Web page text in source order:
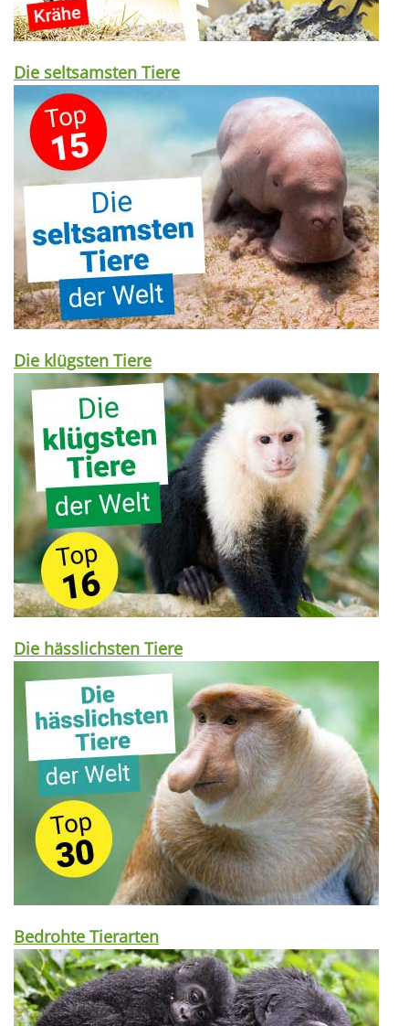
Die seltsamsten Tiere
Die klügsten Tiere
Die hässlichsten Tiere
Bedrohte Tierarten